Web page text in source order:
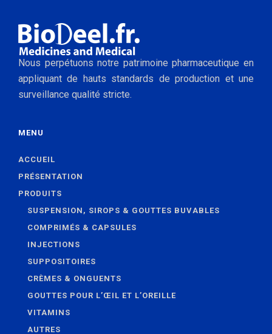
Nous perpétuons notre patrimoine pharmaceutique en
appliquant de hauts standards de production et une
surveillance qualité stricte.
MENU
ACCUEIL
PRÉSENTATION
PRODUITS
SUSPENSION, SIROPS & GOUTTES BUVABLES
COMPRIMÉS & CAPSULES
INJECTIONS
SUPPOSITOIRES
CRÈMES & ONGUENTS
GOUTTES POUR L’ŒIL ET L’OREILLE
VITAMINS
AUTRES